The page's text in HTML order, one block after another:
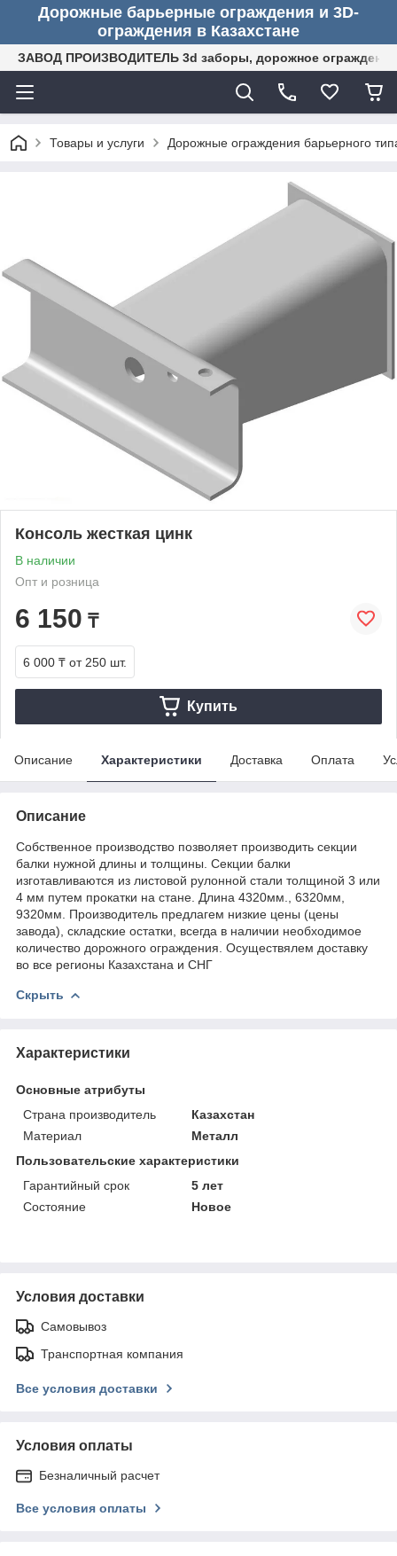
Дорожные барьерные ограждения и 3D-
ограждения в Казахстане
ЗАВОД ПРОИЗВОДИТЕЛЬ 3d заборы, дорожное ограждение
Товары и услуги Дорожные ограждения барьерного
Консоль жесткая цинк
В наличии
Опт и розница
6 150 ₸
6 000 ₸ от 250 шт.
Купить
Описание Характеристики Доставка Оплата
Описание
Собственное производство позволяет производить секции
балки нужной длины и толщины. Секции балки
изготавливаются из листовой рулонной стали толщиной 3 или
4 мм путем прокатки на стане. Длина 4320мм., 6320мм,
9320мм. Производитель предлагем низкие цены (цены
завода), складские остатки, всегда в наличии необходимое
количество дорожного ограждения. Осуществялем доставку
во все регионы Казахстана и СНГ
Скрыть
Характеристики
Основные атрибуты
Страна производитель
Казахстан
Материал
Металл
Пользовательские характеристики
Гарантийный срок
5 лет
Состояние
Новое
Условия доставки
Самовывоз
Транспортная компания
Все условия доставки
Условия оплаты
Безналичный расчет
Все условия оплаты